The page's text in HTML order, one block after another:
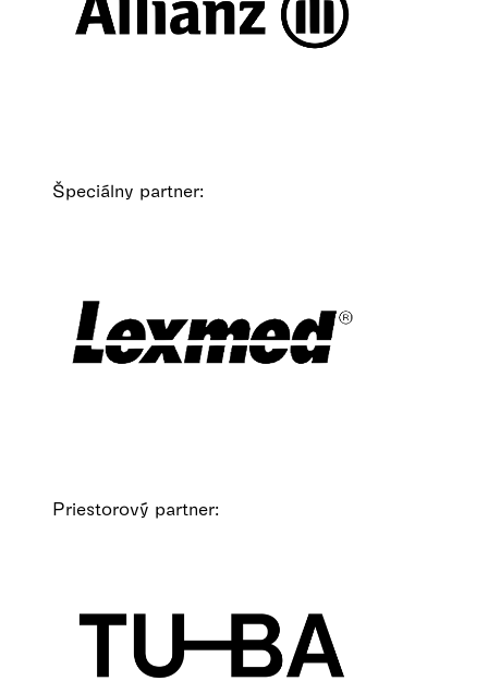
Špeciálny partner:
Priestorový partner: